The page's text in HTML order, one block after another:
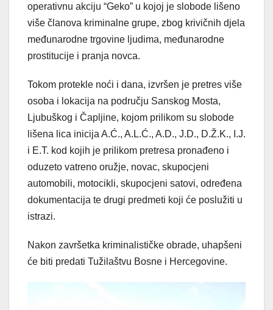
operativnu akciju “Geko” u kojoj je slobode lišeno
više članova kriminalne grupe, zbog krivičnih djela
međunarodne trgovine ljudima, međunarodne
prostitucije i pranja novca.
Tokom protekle noći i dana, izvršen je pretres više
osoba i lokacija na području Sanskog Mosta,
Ljubuškog i Čapljine, kojom prilikom su slobode
lišena lica inicija A.Ć., A.L.Ć., A.D., J.D., D.Ž.K., I.J.
i E.T. kod kojih je prilikom pretresa pronađeno i
oduzeto vatreno oružje, novac, skupocjeni
automobili, motocikli, skupocjeni satovi, određena
dokumentacija te drugi predmeti koji će poslužiti u
istrazi.
Nakon završetka kriminalističke obrade, uhapšeni
će biti predati Tužilaštvu Bosne i Hercegovine.